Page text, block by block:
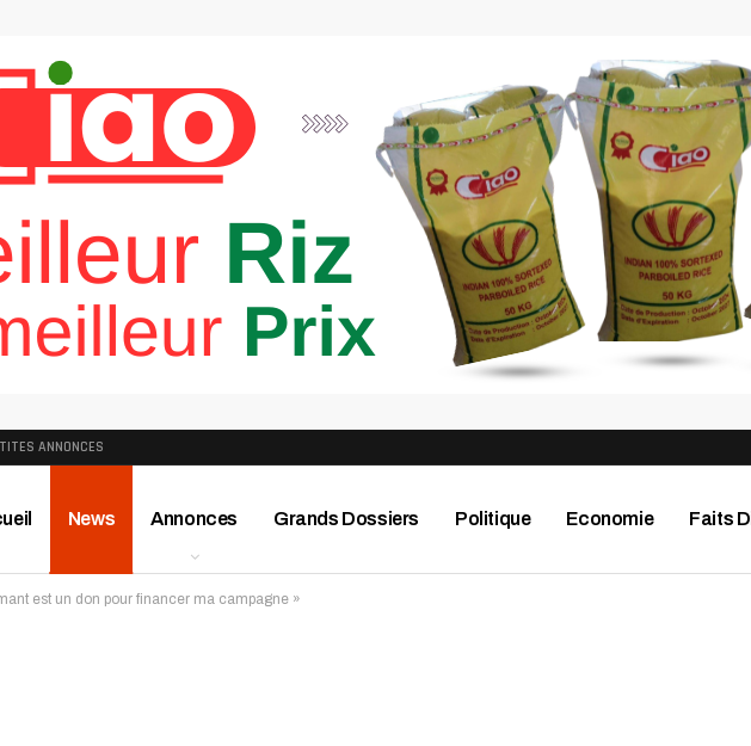
ANNONCES
News Annonces Grands Dossiers Politique Economie Faits
est un don pour financer ma campagne »